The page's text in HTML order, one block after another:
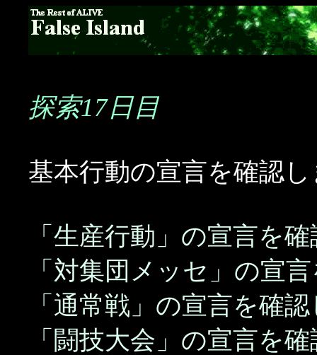
探索17日目
基本行動の宣言を確認
「生産行動」の宣言を
「対集団メッセ」の宣
「通常戦」の宣言を確
「闘技大会」の宣言を